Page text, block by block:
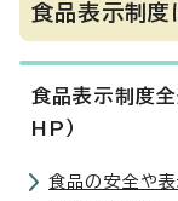
食品表示制度
食品表示制度全
HP）
食品の安全や表